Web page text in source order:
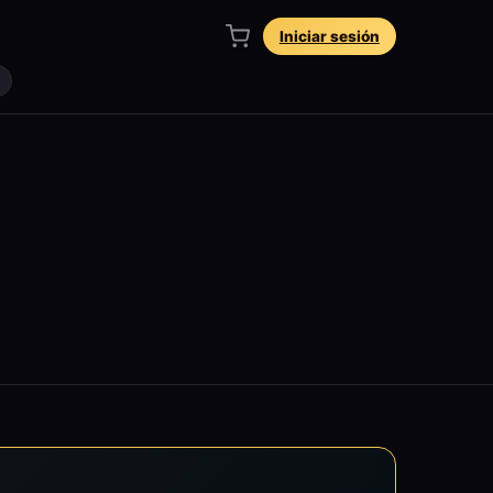
Iniciar sesión